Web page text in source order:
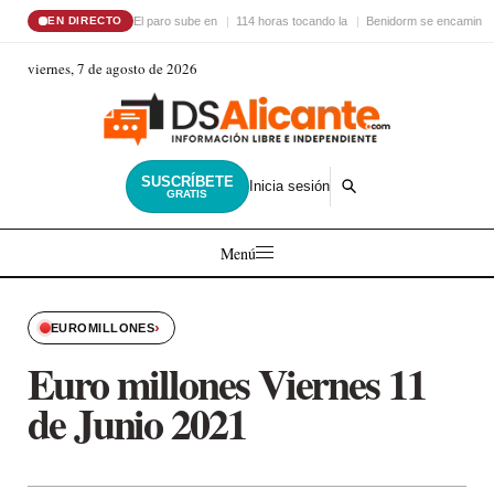
EN DIRECTO El paro sube en 114 horas tocando la Benidorm se encamina
viernes, 7 de agosto de 2026
SUSCRÍBETE
GRATIS Inicia sesión
Menú
EUROMILLONES›
Euro millones Viernes 11
de Junio 2021